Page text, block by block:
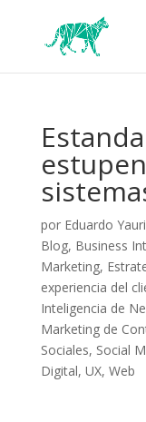
por Eduardo Yauri
Blog, Business
Marketing,
experiencia del
Inteligencia de
Marketing de
Sociales, Social
Digital, UX, Web